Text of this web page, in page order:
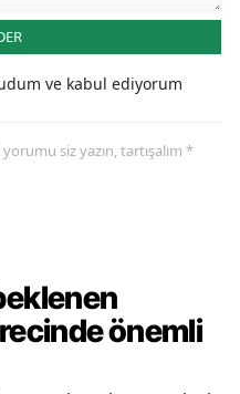
ve kabul ediyorum
siz yazın, tartışalım *
önemli